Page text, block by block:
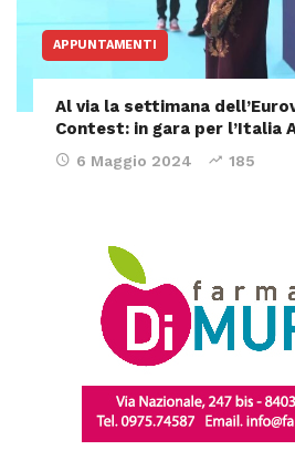
APPUNTAMENTI
Al via la settimana
Contest: in gara per l’Italia
6 Maggio 2024 185